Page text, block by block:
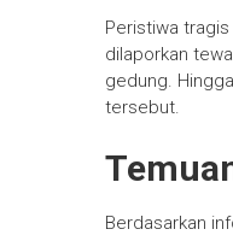
Peristiwa
dilaporkan
gedung.
tersebut.
Berdasarkan